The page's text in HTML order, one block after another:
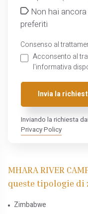
Non hai
preferiti
Consenso al
Acconsento al
l'informativa
Invia la
Inviando la richiesta
Privacy Policy
MHARA RIVER
queste tipologie di
Zimbabwe